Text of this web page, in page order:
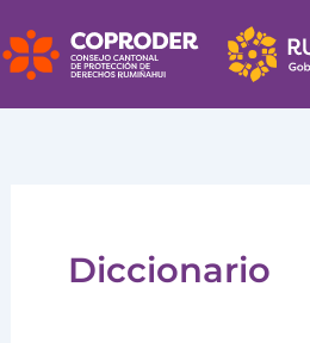
al
contenido
Diccionario
por: